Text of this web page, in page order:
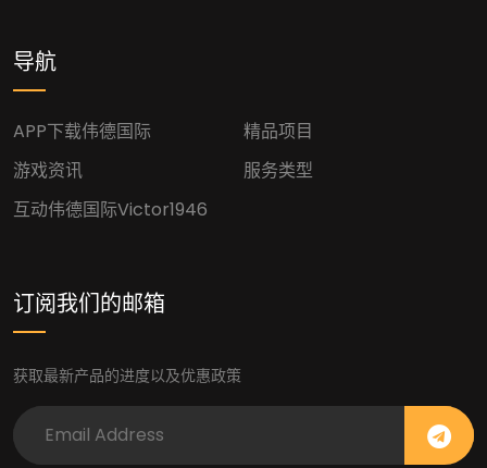
导航
APP下载伟德国际
精品项目
游戏资讯
服务类型
互动伟德国际victor1946
订阅我们的邮箱
获取最新产品的进度以及优惠政策